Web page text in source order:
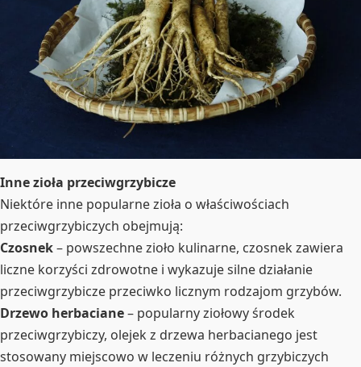
Inne zioła przeciwgrzybicze
Niektóre inne popularne zioła o właściwościach
przeciwgrzybiczych obejmują:
Czosnek– powszechne zioło kulinarne, czosnek zawiera
liczne korzyści zdrowotne i wykazuje silne działanie
przeciwgrzybicze przeciwko licznym rodzajom grzybów.
Drzewo herbaciane– popularny ziołowy środek
przeciwgrzybiczy, olejek z drzewa herbacianego jest
stosowany miejscowo w leczeniu różnych grzybiczych